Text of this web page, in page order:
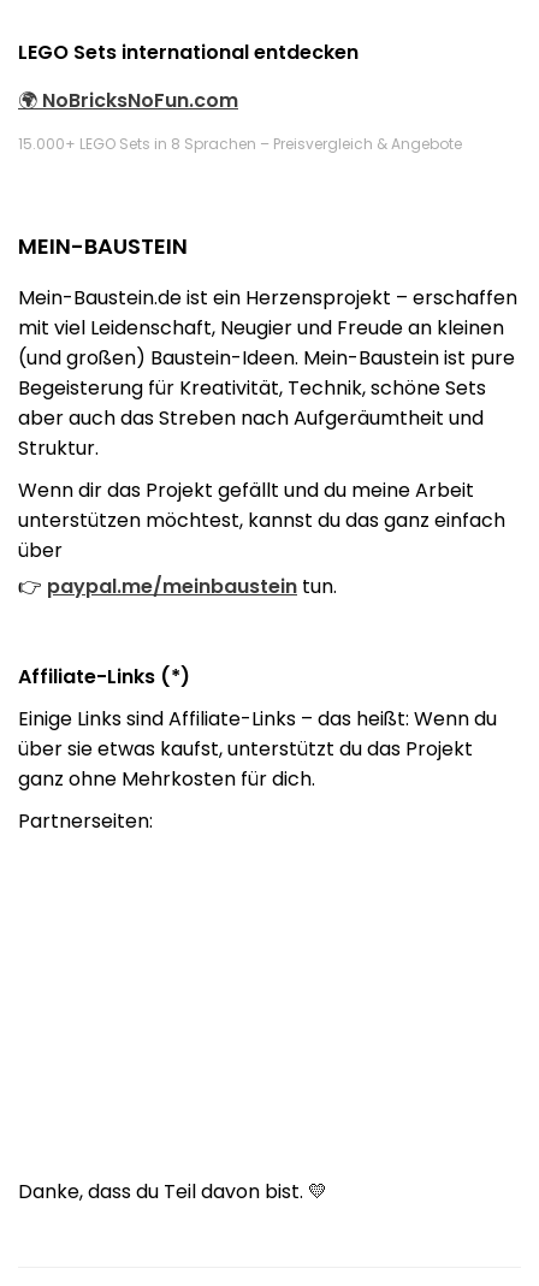
LEGO Sets international entdecken
🌍 NoBricksNoFun.com
15.000+ LEGO Sets in 8 Sprachen – Preisvergleich & Angebote
MEIN-BAUSTEIN
Mein-Baustein.de ist ein Herzensprojekt – erschaffen
mit viel Leidenschaft, Neugier und Freude an kleinen
(und großen) Baustein-Ideen. Mein-Baustein ist pure
Begeisterung für Kreativität, Technik, schöne Sets
aber auch das Streben nach Aufgeräumtheit und
Struktur.
Wenn dir das Projekt gefällt und du meine Arbeit
unterstützen möchtest, kannst du das ganz einfach
über
👉 paypal.me/meinbaustein tun.
Affiliate-Links (*)
Einige Links sind Affiliate-Links – das heißt: Wenn du
über sie etwas kaufst, unterstützt du das Projekt
ganz ohne Mehrkosten für dich.
Partnerseiten:
Danke, dass du Teil davon bist. 💛